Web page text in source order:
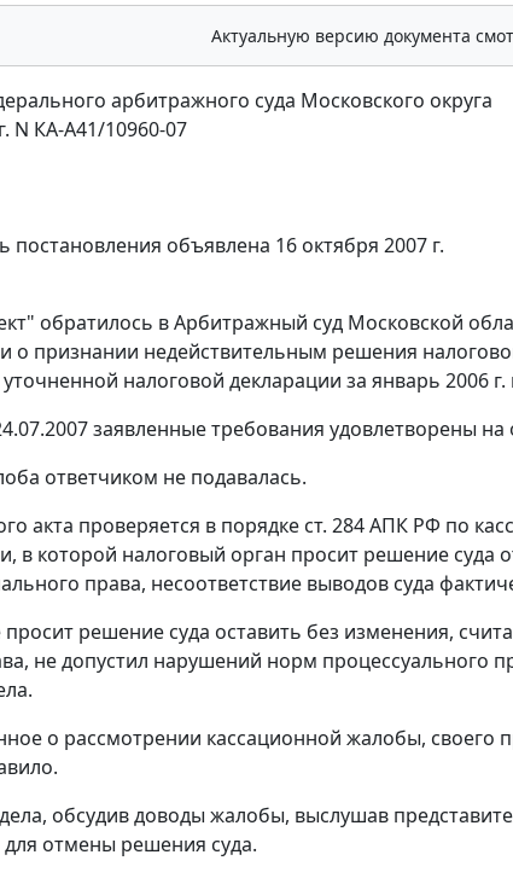
Актуальную версию документа
арбитражного суда Московского округа
N КА-А41/10960-07
постановления объявлена 16 октября 2007 г.
обратилось в Арбитражный суд Московской
о признании недействительным решения
налоговой декларации за январь 2006 г.
заявленные требования удовлетворены на
ответчиком не подавалась.
акта проверяется в порядке ст. 284АПК РФ по
в которой налоговый орган просит решение
права, несоответствие выводов суда
просит решение суда оставить без изменения,
не допустил нарушений норм процессуального
о рассмотрении кассационной жалобы, своего
обсудив доводы жалобы, выслушав
отмены решения суда.